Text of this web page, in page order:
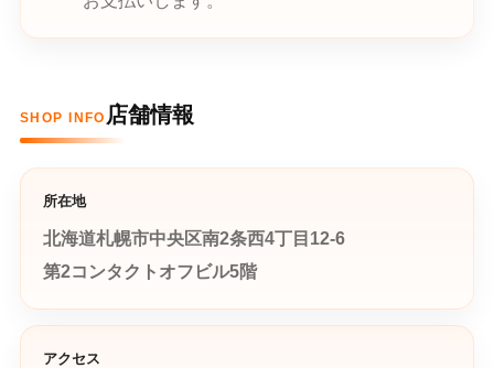
SHOP INFO 店舗情報
所在地
北海道札幌市中央区南2条西4丁目12-6
第2コンタクトオフビル5階
アクセス